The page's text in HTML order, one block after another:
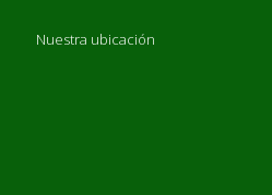
Nuestra ubicación